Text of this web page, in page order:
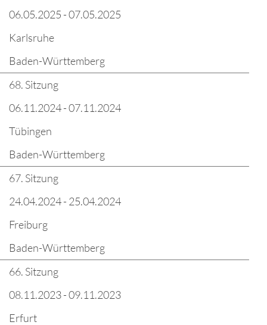
06.05.2025 - 07.05.2025
Karlsruhe
Baden-Württemberg
68. Sitzung
06.11.2024 - 07.11.2024
Tübingen
Baden-Württemberg
67. Sitzung
24.04.2024 - 25.04.2024
Freiburg
Baden-Württemberg
66. Sitzung
08.11.2023 - 09.11.2023
Erfurt